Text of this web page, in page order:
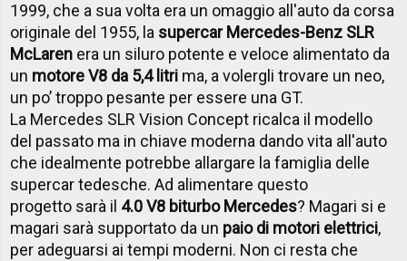
1999, che a sua volta era un omaggio all'auto da corsa
originale del 1955, la supercar Mercedes-Benz SLR
McLaren era un siluro potente e veloce alimentato da
un motore V8 da 5,4 litri ma, a volergli trovare un neo,
un po’ troppo pesante per essere una GT.
La Mercedes SLR Vision Concept ricalca il modello
del passato ma in chiave moderna dando vita all'auto
che idealmente potrebbe allargare la famiglia delle
supercar tedesche. Ad alimentare questo
progetto sarà il 4.0 V8 biturbo Mercedes? Magari si e
magari sarà supportato da un paio di motori elettrici,
per adeguarsi ai tempi moderni. Non ci resta che